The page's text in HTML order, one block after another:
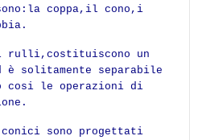
coppa,il cono,i
rulli,costituiscono un
è solitamente separabile
cosi le operazioni di
sono progettati